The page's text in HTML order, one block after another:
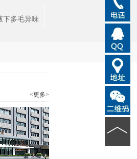
下多毛异味
<更多>